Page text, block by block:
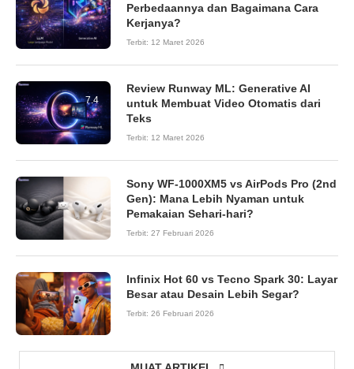
Perbedaannya dan Bagaimana Cara
Kerjanya?
Terbit: 12 Maret 2026
7.4
Review Runway ML: Generative AI
untuk Membuat Video Otomatis dari
Teks
Terbit: 12 Maret 2026
Sony WF-1000XM5 vs AirPods Pro (2nd
Gen): Mana Lebih Nyaman untuk
Pemakaian Sehari-hari?
Terbit: 27 Februari 2026
Infinix Hot 60 vs Tecno Spark 30: Layar
Besar atau Desain Lebih Segar?
Terbit: 26 Februari 2026